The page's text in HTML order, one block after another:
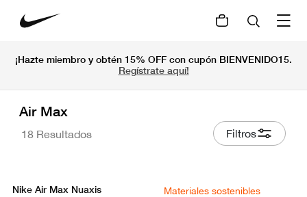
¡Hazte miembro y obtén 15% OFF con cupón BIENVENIDO15.
Regístrate aquí!
Air Max
18 Resultados Filtros
Nike Air Max Nuaxis Materiales sostenibles